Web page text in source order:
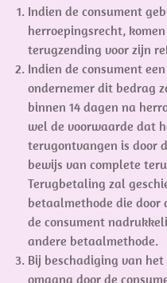
Indien de consument
herroepingsrecht,
terugzending voor zijn
Indien de consument
ondernemer dit bedrag
binnen 14 dagen na
wel de voorwaarde dat
terugontvangen is door
bewijs van complete
Terugbetaling zal
betaalmethode die door
de consument
andere betaalmethode.
Bij beschadiging van
omgang door de